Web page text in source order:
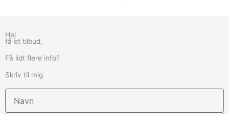
Hej
få et tilbud,
Få lidt flere info?
Skriv til mig